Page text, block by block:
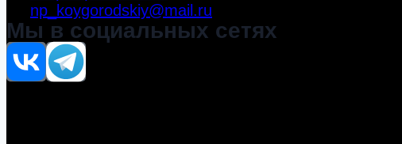
np_koygorodskiy@mail.ru
Мы в социальных сетях